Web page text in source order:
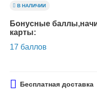
В НАЛИЧИИ
Бонусные
карты:
17 баллов
Бесплатная доставка